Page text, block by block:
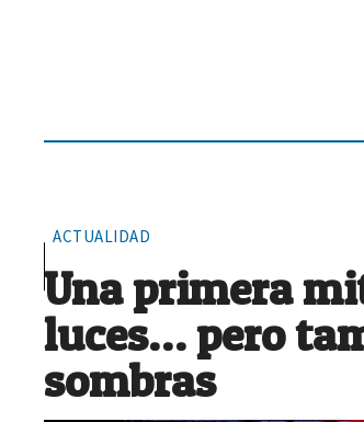
ACTUALIDAD
Una primera
luces… pero
sombras